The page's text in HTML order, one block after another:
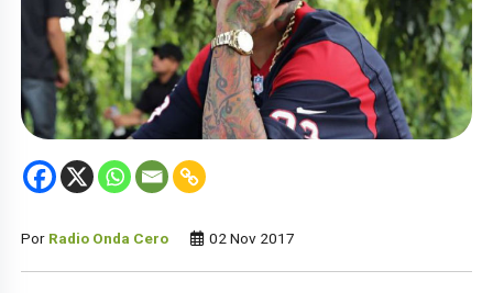
Por Radio Onda Cero 02 Nov 2017